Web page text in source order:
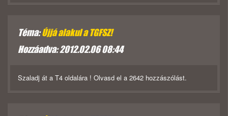
Téma:Újjá alakul a TGFSZ!
Hozzáadva: 2012.02.06 08:44
Szaladj át a T4 oldalára ! Olvasd el a 2642 hozzászólást.